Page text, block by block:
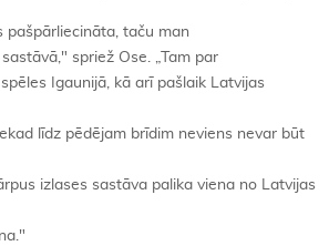
pašpārliecināta, taču man
spriež Ose. „Tam par
Igaunijā, kā arī pašlaik Latvijas
līdz pēdējam brīdim neviens nevar būt
izlases sastāva palika viena no Latvijas